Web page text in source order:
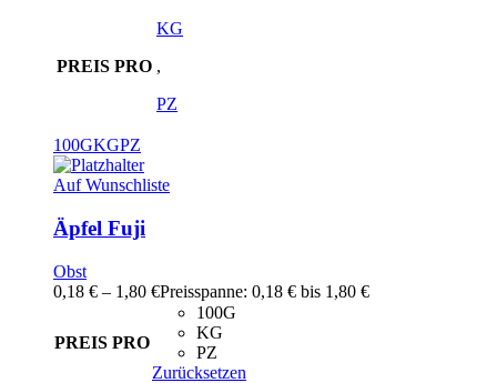
PREIS PRO
KG
,
PZ
100GKGPZ
Auf Wunschliste
Äpfel Fuji
Obst
0,18 € – 1,80 €Preisspanne: 0,18 € bis 1,80 €
PREIS PRO
100G
KG
PZ
Zurücksetzen